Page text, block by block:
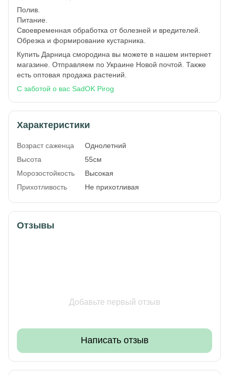
Полив.
Питание.
Своевременная обработка от болезней и вредителей.
Обрезка и формирование кустарника.
Купить Дарница смородина вы можете в нашем интернет
магазине. Отправляем по Украине Новой почтой. Также
есть оптовая продажа растений.
С заботой о вас SadOK Pirog
Характеристики
Возраст саженца
Однолетний
Высота
55см
Морозостойкость
Высокая
Прихотливость
Не прихотливая
Отзывы
Добавьте первый отзыв
Написать отзыв